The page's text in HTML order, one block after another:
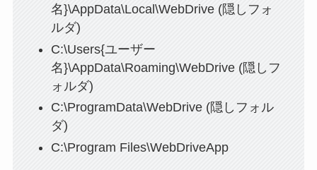
名}\AppData\Local\WebDrive (隠しフォ
ルダ)
C:\Users{ユーザー
名}\AppData\Roaming\WebDrive (隠しフ
ォルダ)
C:\ProgramData\WebDrive (隠しフォル
ダ)
C:\Program Files\WebDriveApp